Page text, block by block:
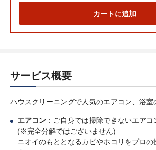
カートに追加
サービス概要
ハウスクリーニングで人気のエアコン、浴室
エアコン ：ご自身では掃除できないエアコ
(※完全分解ではございません)
ニオイのもととなるカビやホコリをプロの